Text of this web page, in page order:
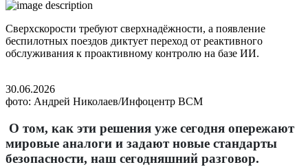
Сверхскорости требуют сверхнадёжности, а появление
беспилотных поездов диктует переход от реактивного
обслуживания к проактивному контролю на базе ИИ.
30.06.2026
фото: Андрей Николаев/Инфоцентр ВСМ
О том, как эти решения уже сегодня опережают
мировые аналоги и задают новые стандарты
безопасности, наш сегодняшний разговор.